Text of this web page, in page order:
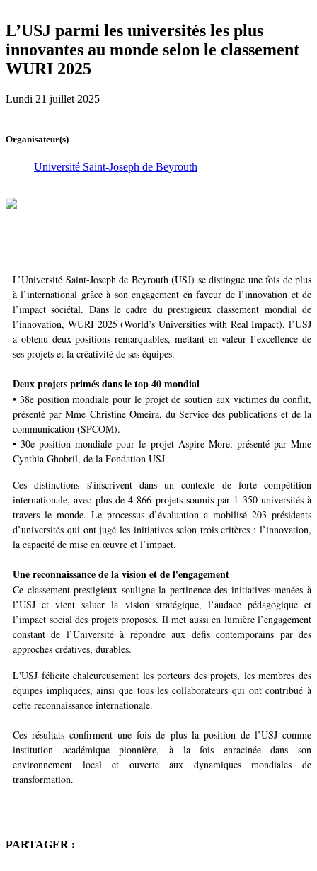
L’USJ parmi les universités les plus
innovantes au monde selon le classement
WURI 2025
Lundi 21 juillet 2025
Organisateur(s)
Université Saint-Joseph de Beyrouth
L’Université Saint-Joseph de Beyrouth (USJ) se distingue une fois de plus
à l’international grâce à son engagement en faveur de l’innovation et de
l’impact sociétal. Dans le cadre du prestigieux classement mondial de
l’innovation, WURI 2025 (World’s Universities with Real Impact), l’USJ
a obtenu deux positions remarquables, mettant en valeur l’excellence de
ses projets et la créativité de ses équipes.
Deux projets primés dans le top 40 mondial
• 38e position mondiale pour le projet de soutien aux victimes du conflit,
présenté par Mme Christine Omeira, du Service des publications et de la
communication (SPCOM).
• 30e position mondiale pour le projet Aspire More, présenté par Mme
Cynthia Ghobril, de la Fondation USJ.
Ces distinctions s’inscrivent dans un contexte de forte compétition
internationale, avec plus de 4 866 projets soumis par 1 350 universités à
travers le monde. Le processus d’évaluation a mobilisé 203 présidents
d’universités qui ont jugé les initiatives selon trois critères : l’innovation,
la capacité de mise en œuvre et l’impact.
Une reconnaissance de la vision et de l'engagement
Ce classement prestigieux souligne la pertinence des initiatives menées à
l’USJ et vient saluer la vision stratégique, l’audace pédagogique et
l’impact social des projets proposés. Il met aussi en lumière l’engagement
constant de l’Université à répondre aux défis contemporains par des
approches créatives, durables.
L'USJ félicite chaleureusement les porteurs des projets, les membres des
équipes impliquées, ainsi que tous les collaborateurs qui ont contribué à
cette reconnaissance internationale.
Ces résultats confirment une fois de plus la position de l’USJ comme
institution académique pionnière, à la fois enracinée dans son
environnement local et ouverte aux dynamiques mondiales de
transformation.
PARTAGER :